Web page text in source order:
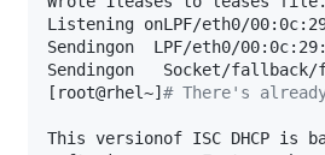
[ root@rhel~]# There's